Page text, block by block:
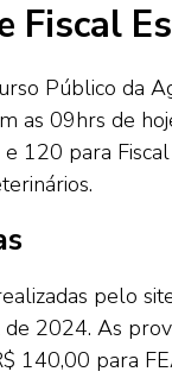
Fiscal
Público da
as 09hrs de
120 para
pelo
2024. As
140,00 para